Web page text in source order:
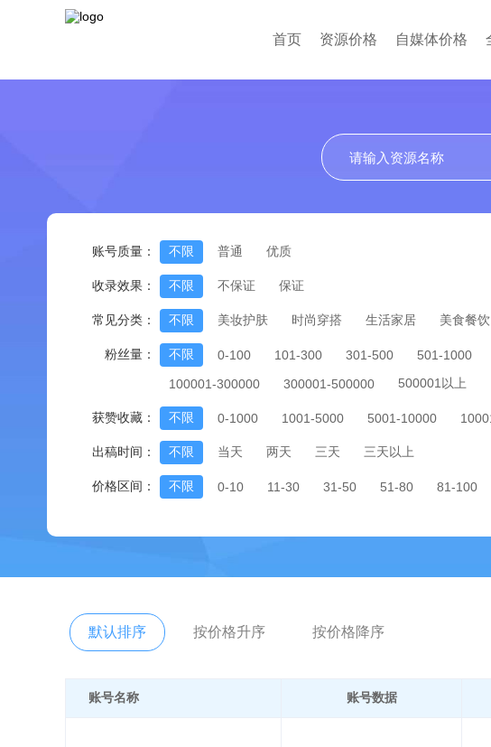
首页 资源价格 自媒体价格
小红
企业
账号质量： 不限 普通 优质
收录效果： 不限 不保证 保证
常见分类： 不限 美妆护肤 时尚穿搭 生活家居 美食餐饮
粉丝量： 不限 0-100 101-300 301-500 501-1000
100001-300000
300001-500000 500001以上
获赞收藏： 不限 0-1000 1001-5000 5001-10000
出稿时间： 不限 当天 两天 三天 三天以上
价格区间： 不限 0-10 11-30 31-50 51-80 81-100
默认排序 按价格升序 按价格降序
账号名称 账号数据